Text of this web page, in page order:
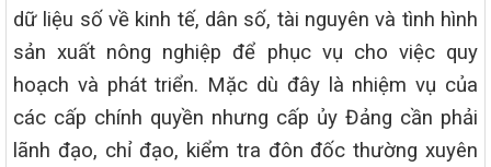
dữ liệu số về kinh tế, dân số, tài nguyên và tình hình
sản xuất nông nghiệp để phục vụ cho việc quy
hoạch và phát triển. Mặc dù đây là nhiệm vụ của
các cấp chính quyền nhưng cấp ủy Đảng cần phải
lãnh đạo, chỉ đạo, kiểm tra đôn đốc thường xuyên